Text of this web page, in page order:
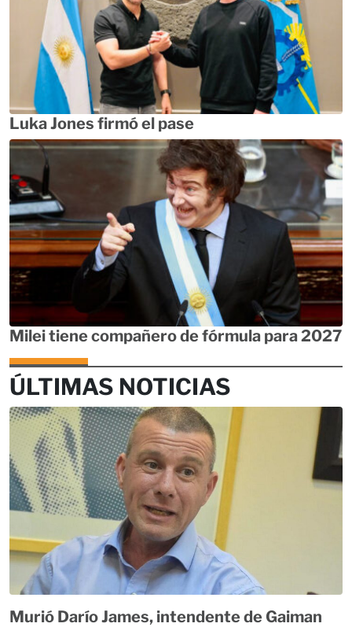
Luka Jones firmó el pase
Milei tiene compañero de fórmula para 2027
ÚLTIMAS NOTICIAS
Murió Darío James, intendente de Gaiman